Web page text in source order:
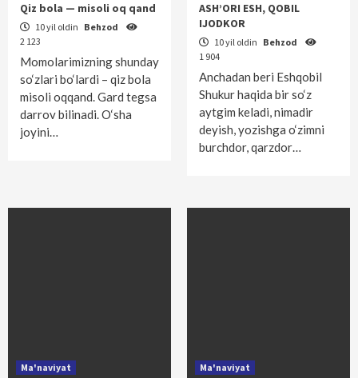
Qiz bola — misoli oq qand
10 yil oldin Behzod
2 123
Momolarimizning shunday
so‘zlari bo‘lardi – qiz bola
misoli oqqand. Gard tegsa
darrov bilinadi. O‘sha
joyini…
ASH’ORI ESH, QOBIL
IJODKOR
10 yil oldin Behzod
1 904
Anchadan beri Eshqobil
Shukur haqida bir so‘z
aytgim keladi, nimadir
deyish, yozishga o‘zimni
burchdor, qarzdor…
Ma'naviyat Ma'naviyat